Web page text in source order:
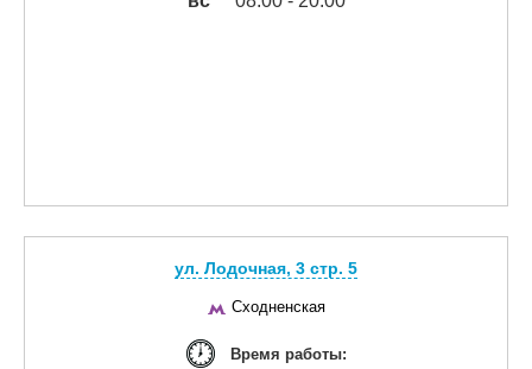
ул. Лодочная, 3 cтр. 5
Сходненская
Время работы: